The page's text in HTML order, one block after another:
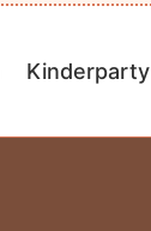
Kinderparty